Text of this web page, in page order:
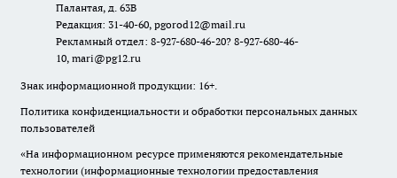
Палантая, д. 63В
Редакция: 31-40-60, pgorod12@mail.ru
Рекламный отдел: 8-927-680-46-20? 8-927-680-46-
10, mari@pg12.ru
Знак информационной продукции: 16+.
Политика конфиденциальности и обработки персональных данных
пользователей
«На информационном ресурсе применяются рекомендательные
технологии (информационные технологии предоставления